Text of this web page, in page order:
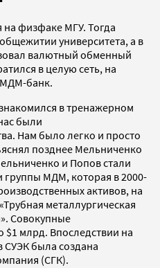
физфаке МГУ. Тогда
университета, а в
валютный обменный
в целую сеть, на
МДМ-банк.
в тренажерном
были
Нам было легко и просто
позднее Мельниченко
и Попов стали
МДМ, которая в 2000-
активов, на
металлургическая
Совокупные
$1 млрд. Впоследствии на
СУЭК была создана
(СГК).